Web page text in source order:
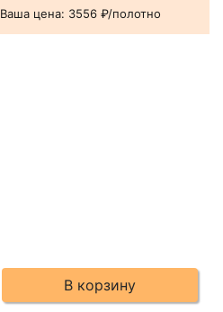
Ваша цена: 3556 ₽/полотно
В корзину